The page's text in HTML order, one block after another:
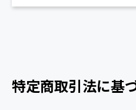
特定商取引法に基